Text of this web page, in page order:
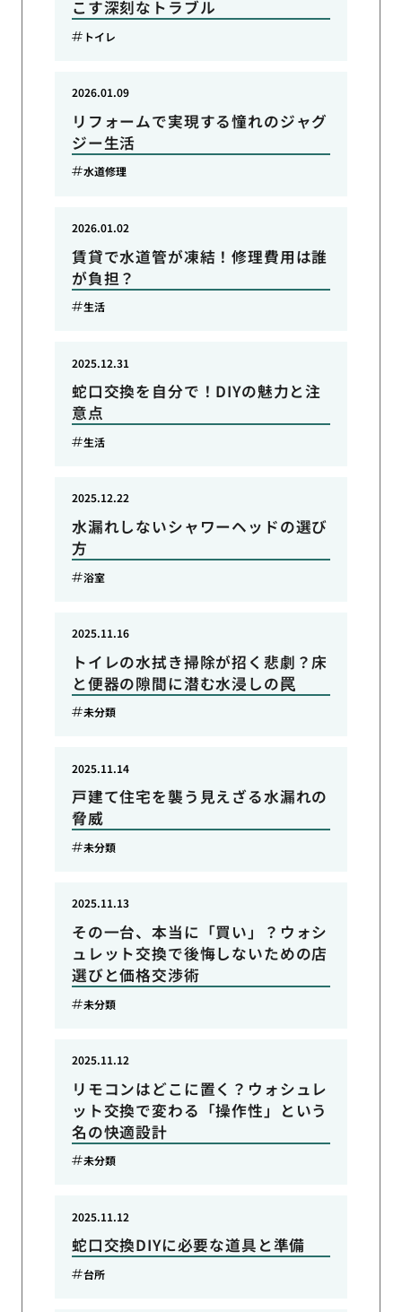
こす深刻なトラブル
トイレ
リフォームで実現する憧れのジャグ
ジー生活
2026.01.09
水道修理
賃貸で水道管が凍結！修理費用は誰
が負担？
2026.01.02
生活
蛇口交換を自分で！DIYの魅力と注
意点
2025.12.31
生活
水漏れしないシャワーヘッドの選び
方
2025.12.22
浴室
トイレの水拭き掃除が招く悲劇？床
と便器の隙間に潜む水浸しの罠
2025.11.16
未分類
戸建て住宅を襲う見えざる水漏れの
脅威
2025.11.14
未分類
その一台、本当に「買い」？ウォシ
ュレット交換で後悔しないための店
選びと価格交渉術
2025.11.13
未分類
リモコンはどこに置く？ウォシュレ
ット交換で変わる「操作性」という
名の快適設計
2025.11.12
未分類
蛇口交換DIYに必要な道具と準備
2025.11.12
台所